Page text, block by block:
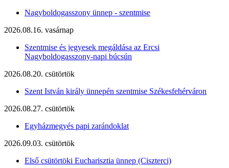
Nagyboldogasszony ünnep - szentmise
2026.08.16. vasárnap
Szentmise és jegyesek megáldása az Ercsi
Nagyboldogasszony-napi búcsún
2026.08.20. csütörtök
Szent István király ünnepén szentmise Székesfehérváron
2026.08.27. csütörtök
Egyházmegyés papi zarándoklat
2026.09.03. csütörtök
Első csütörtöki Eucharisztia ünnep (Ciszterci)